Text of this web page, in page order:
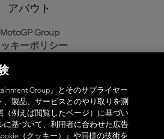
アバウト
MotoGP Group
キーポリシー
バシーポリシー
購入ポリシー
ィシャルアプリ
Group』とそのサプライヤー
、製品、サービスとのやり取りを測
（例えば閲覧したページ）に基づい
に基づいて、利用者に合わせた広告
（クッキー）』や同様の技術を